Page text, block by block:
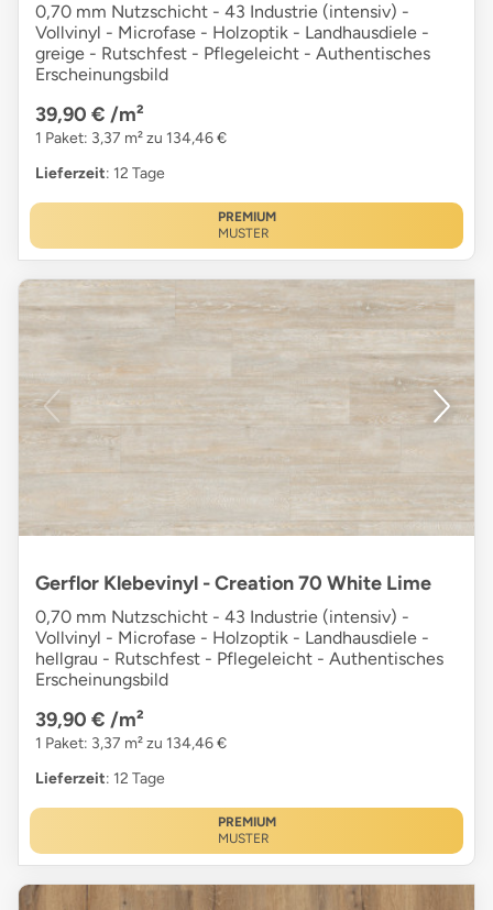
0,70 mm Nutzschicht - 43 Industrie (intensiv) -
Vollvinyl - Microfase - Holzoptik - Landhausdiele -
greige - Rutschfest - Pflegeleicht - Authentisches
Erscheinungsbild
39,90 € /m²
1 Paket: 3,37 m² zu 134,46 €
Lieferzeit: 12 Tage
PREMIUM
MUSTER
Gerflor Klebevinyl - Creation 70 White Lime
0,70 mm Nutzschicht - 43 Industrie (intensiv) -
Vollvinyl - Microfase - Holzoptik - Landhausdiele -
hellgrau - Rutschfest - Pflegeleicht - Authentisches
Erscheinungsbild
39,90 € /m²
1 Paket: 3,37 m² zu 134,46 €
Lieferzeit: 12 Tage
PREMIUM
MUSTER